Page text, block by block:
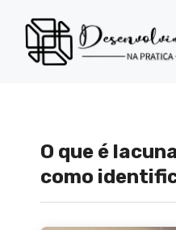
para
conteúdo
O que é
como